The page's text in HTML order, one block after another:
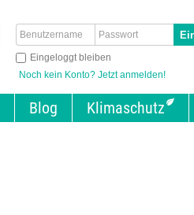
Eingeloggt bleiben
Noch kein Konto? Jetzt anmelden!
Blog Klimaschutz